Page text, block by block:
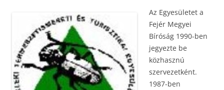
Az Egyesületet a
Fejér Megyei
Bíróság 1990-ben
jegyezte be
közhasznú
szervezetként.
1987-ben